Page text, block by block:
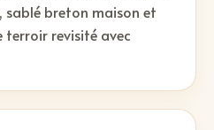
sablé breton maison et
terroir revisité avec